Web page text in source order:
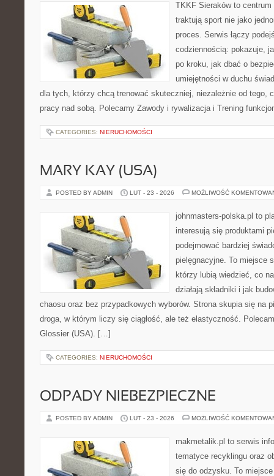
TKKF Sieraków to
traktują sport nie jako
proces. Serwis łączy
codziennością: pokazuje,
po kroku, jak dbać o
umiejętności w duchu
dla tych, którzy chcą trenować skuteczniej, niezależnie od tego,
pracy nad sobą. Polecamy Zawody i rywalizacja i Trening
CATEGORIES: NIERUCHOMOŚCI
MARY KAY (USA)
POSTED BY ADMIN LUT - 23 - 2026 MOŻLIWOŚĆ
johnmasters-polska.pl to
interesują się produktami
podejmować bardziej
pielęgnacyjne. To miejsce
którzy lubią wiedzieć, co
działają składniki i jak
chaosu oraz bez przypadkowych wyborów. Strona skupia się na
droga, w którym liczy się ciągłość, ale też elastyczność.
Glossier (USA). […]
CATEGORIES: NIERUCHOMOŚCI
ODPADY NIEBEZPIECZNE
POSTED BY ADMIN LUT - 23 - 2026 MOŻLIWOŚĆ
makmetalik.pl to serwis
tematyce recyklingu oraz
się do odzysku. To